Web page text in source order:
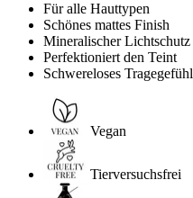
Für alle Hauttypen
Schönes mattes Finish
Mineralischer Lichtschutz
Perfektioniert den Teint
Schwereloses Tragegefühl
Vegan
Tierversuchsfrei